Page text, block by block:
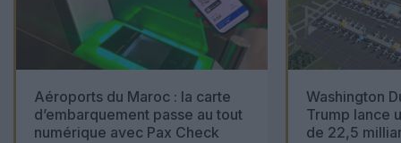
Aéroports du Maroc : la carte
d’embarquement passe au tout
numérique avec Pax Check
Washington
Trump lance
de 22,5